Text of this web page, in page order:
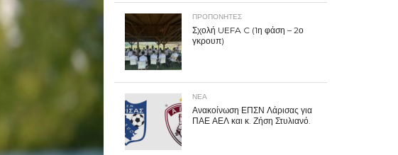
ΠΡΟΠΟΝΗΤΈΣ
Σχολή UEFA C (1η φάση – 2ο
γκρουπ)
ΝΕΑ
Ανακοίνωση ΕΠΣΝ Λάρισας για
ΠΑΕ ΑΕΛ και κ. Ζήση Στυλιανό.